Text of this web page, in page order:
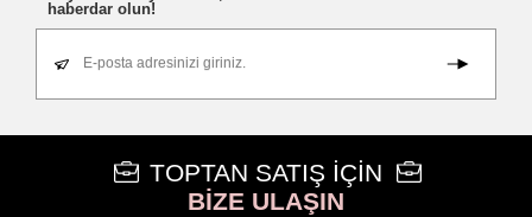
haberdar olun!
E-posta adresinizi giriniz.
TOPTAN SATIŞ İÇİN
BİZE ULAŞIN